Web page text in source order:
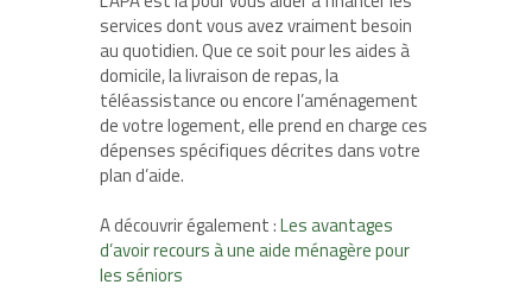
services dont vous avez vraiment besoin
au quotidien. Que ce soit pour les aides à
domicile, la livraison de repas, la
téléassistance ou encore l’aménagement
de votre logement, elle prend en charge ces
dépenses spécifiques décrites dans votre
plan d’aide.
A découvrir également :Les avantages
d’avoir recours à une aide ménagère pour
les séniors